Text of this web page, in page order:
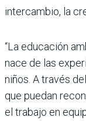
intercambio, la
“La educación
nace de las
niños. A través
que puedan
el trabajo en